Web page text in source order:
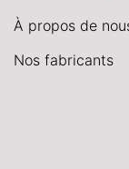
À propos de
Nos fabricants